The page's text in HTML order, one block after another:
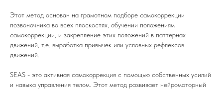
Этот метод основан на грамотном подборе самокоррекции
позвоночника во всех плоскостях, обучении положениям
самокоррекции, и закрепление этих положений в паттернах
движений, т.е. выработка привычек или условных рефлексов
движений.
SEAS - это активная самокоррекция с помощью собственных усилий
и навыка управления телом. Этот метод развивает нейромоторный